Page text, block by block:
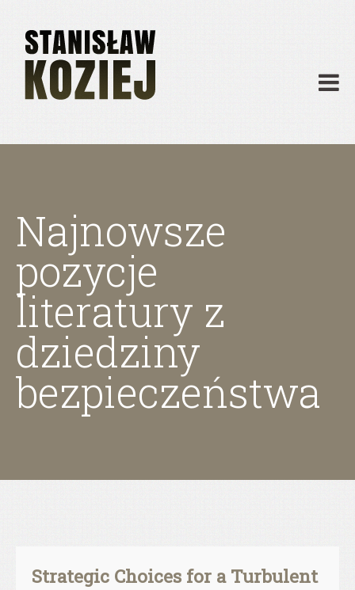
Publikacje
Działalność
Materiały dydaktyczne
Najnowsze
pozycje
literatury z
dziedziny
bezpieczeństwa
Strategic Choices for a Turbulent